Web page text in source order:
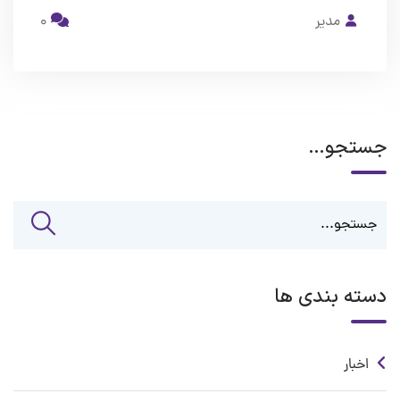
مدیر
جستجو…
دسته بندی ها
اخبار